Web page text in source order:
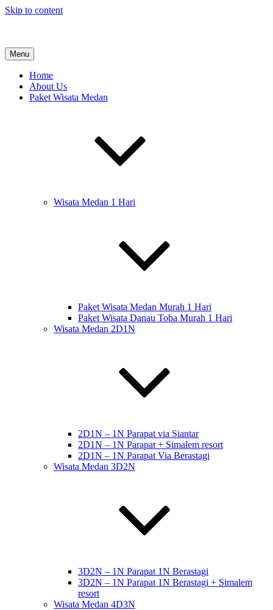
Skip to content
Tour Medan
Paket Wisata Medan & Danau Toba
Menu
Home
About Us
Paket Wisata Medan
Wisata Medan 1 Hari
Paket Wisata Medan Murah 1 Hari
Paket Wisata Danau Toba Murah 1 Hari
Wisata Medan 2D1N
2D1N – 1N Parapat via Siantar
2D1N – 1N Parapat + Simalem resort
2D1N – 1N Parapat Via Berastagi
Wisata Medan 3D2N
3D2N – 1N Parapat 1N Berastagi
3D2N – 1N Parapat 1N Berastagi + Simalem
resort
Wisata Medan 4D3N